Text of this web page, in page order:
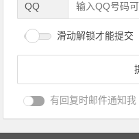
QQ
滑动解锁才能提交
有回复时邮件通知我